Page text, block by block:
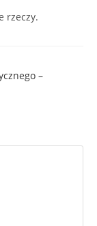
rzeczy.
–